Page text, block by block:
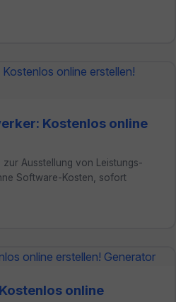
Kostenlos online
Ausstellung von Leistungs-
Software-Kosten, sofort
online